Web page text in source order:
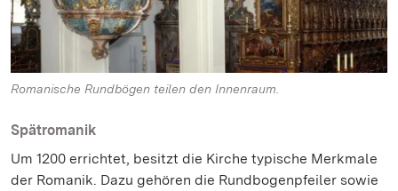
Romanische Rundbögen teilen den Innenraum.
Spätromanik
Um 1200 errichtet, besitzt die Kirche typische Merkmale
der Romanik. Dazu gehören die Rundbogenpfeiler sowie